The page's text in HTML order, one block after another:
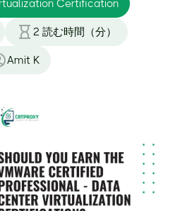
Certification
2 読む時間（分）
Amit K